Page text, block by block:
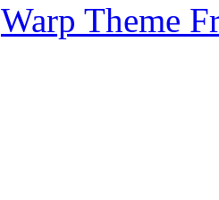
Warp Theme